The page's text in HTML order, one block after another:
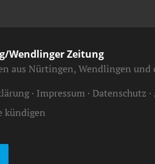
Wendlinger Zeitung
aus Nürtingen, Wendlingen und
Impressum Datenschutz
kündigen